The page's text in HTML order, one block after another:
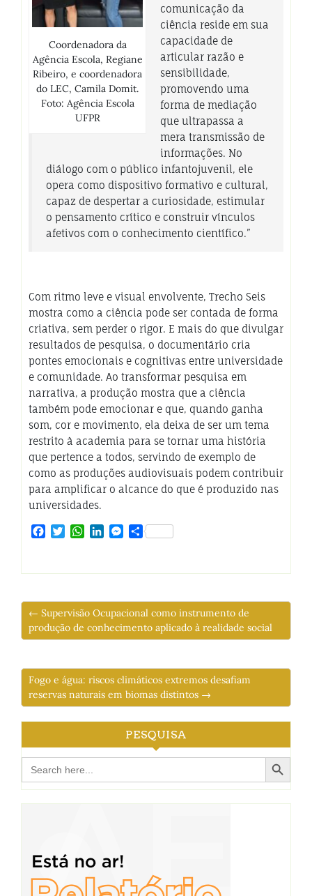
Coordenadora da
Agência Escola, Regiane
Ribeiro, e coordenadora
do LEC, Camila Domit.
Foto: Agência Escola
UFPR
comunicação da
ciência reside em sua
capacidade de
articular razão e
sensibilidade,
promovendo uma
forma de mediação
que ultrapassa a
mera transmissão de
informações. No
diálogo com o público infantojuvenil, ele
opera como dispositivo formativo e cultural,
capaz de despertar a curiosidade, estimular
o pensamento crítico e construir vínculos
afetivos com o conhecimento científico.”
Com ritmo leve e visual envolvente, Trecho Seis
mostra como a ciência pode ser contada de forma
criativa, sem perder o rigor. E mais do que divulgar
resultados de pesquisa, o documentário cria
pontes emocionais e cognitivas entre universidade
e comunidade. Ao transformar pesquisa em
narrativa, a produção mostra que a ciência
também pode emocionar e que, quando ganha
som, cor e movimento, ela deixa de ser um tema
restrito à academia para se tornar uma história
que pertence a todos, servindo de exemplo de
como as produções audiovisuais podem contribuir
para amplificar o alcance do que é produzido nas
universidades.
Facebook
TwitterWhatsApp
LinkedInMessenger
Share
← Supervisão Ocupacional como instrumento de
produção de conhecimento aplicado à realidade social
Fogo e água: riscos climáticos extremos desafiam
reservas naturais em biomas distintos →
PESQUISA
Search
for:
Search Button